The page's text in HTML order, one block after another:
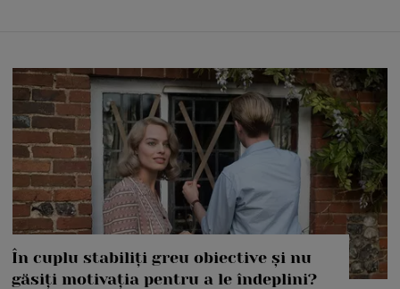
În cuplu stabiliți greu obiective și nu
găsiți motivația pentru a le îndeplini?